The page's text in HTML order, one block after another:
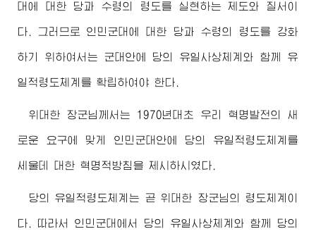
대에 대한 당과 수령의 령도를 실현하는 제도와 질서이
다. 그러므로 인민군대에 대한 당과 수령의 령도를 강화
하기 위하여서는 군대안에 당의 유일사상체계와 함께 유
일적령도체계를 확립하여야 한다.
위대한장군님 께서는 1970년대초 우리 혁명발전의 새
로운 요구에 맞게 인민군대안에 당의 유일적령도체계를
세울데 대한 혁명적방침을 제시하시였다.
당의 유일적령도체계는 곧 위대한 장군님 의 령도체계이
다. 따라서 인민군대에서 당의 유일사상체계와 함께 당의